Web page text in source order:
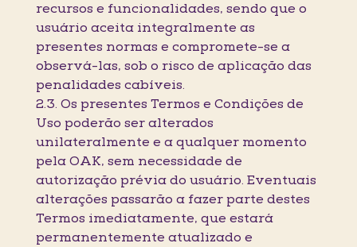
recursos e funcionalidades, sendo que o
usuário aceita integralmente as
presentes normas e compromete-se a
observá-las, sob o risco de aplicação das
penalidades cabíveis.
2.3. Os presentes Termos e Condições de
Uso poderão ser alterados
unilateralmente e a qualquer momento
pela OAK, sem necessidade de
autorização prévia do usuário. Eventuais
alterações passarão a fazer parte destes
Termos imediatamente, que estará
permanentemente atualizado e